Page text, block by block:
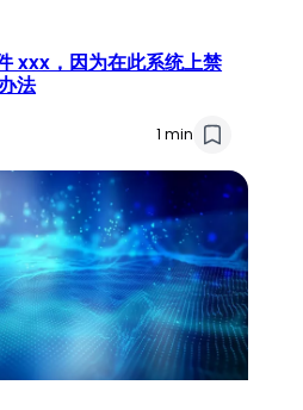
xxx，因为在此系统上禁
法
1 min